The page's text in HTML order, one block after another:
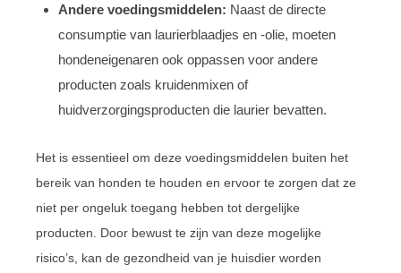
Andere voedingsmiddelen: Naast de directe
consumptie van laurierblaadjes en -olie, moeten
hondeneigenaren ook oppassen voor andere
producten zoals kruidenmixen of
huidverzorgingsproducten die laurier bevatten.
Het is essentieel om deze voedingsmiddelen buiten het
bereik van honden te houden en ervoor te zorgen dat ze
niet per ongeluk toegang hebben tot dergelijke
producten. Door bewust te zijn van deze mogelijke
risico’s, kan de gezondheid van je huisdier worden